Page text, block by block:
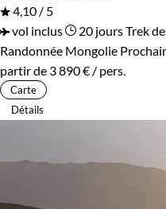
4,10 / 5
vol inclus
20 joursTrek
Randonnée Mongolie
partir de 3 890 € / pers.
Carte
Détails